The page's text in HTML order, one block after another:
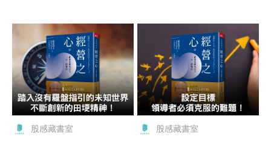
股感藏書室 股感藏書室